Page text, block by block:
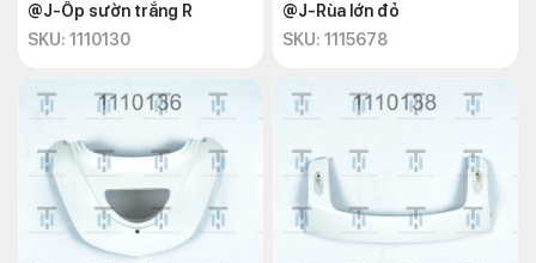
@J-Ốp sườn trắng R
SKU: 1110130
@J-Rùa lớn đỏ
SKU: 1115678